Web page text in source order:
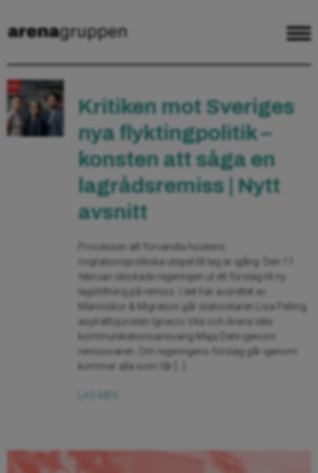
Kritiken mot Sveriges
nya flyktingpolitik –
konsten att såga en
lagrådsremiss | Nytt
avsnitt
Processen att förvandla höstens
migrationspolitiska utspel till lag är igång. Den 11
februari skickade regeringen ut ett förslag till ny
lagstiftning på remiss. I det här avsnittet av
Människor & Migration går statsvetaren Lisa Pelling,
asylrättsjuristen Ignacio Vita och Arena idés
kommunikationsansvarig Maja Dahl igenom
remissvaren. Om regeringens förslag går igenom
kommer alla som får […]